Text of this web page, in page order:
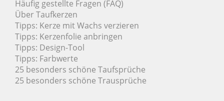
Häufig gestellte Fragen (FAQ)
Über Taufkerzen
Tipps: Kerze mit Wachs verzieren
Tipps: Kerzenfolie anbringen
Tipps: Design-Tool
Tipps: Farbwerte
25 besonders schöne Taufsprüche
25 besonders schöne Trausprüche